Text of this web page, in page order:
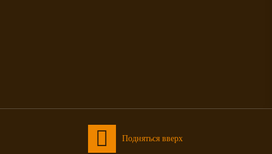
Подняться вверх